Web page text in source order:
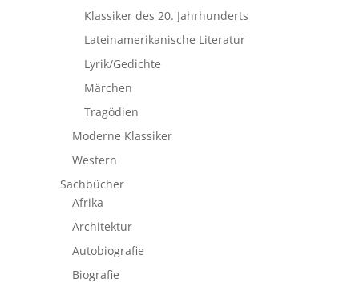
Klassiker des 20. Jahrhunderts
Lateinamerikanische Literatur
Lyrik/Gedichte
Märchen
Tragödien
Moderne Klassiker
Western
Sachbücher
Afrika
Architektur
Autobiografie
Biografie